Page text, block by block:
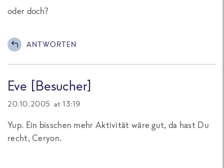
oder doch?
ANTWORTEN
Eve [Besucher]
20.10.2005 at 13:19
Yup. Ein bisschen mehr Aktivität wäre gut, da hast Du
recht, Ceryon.